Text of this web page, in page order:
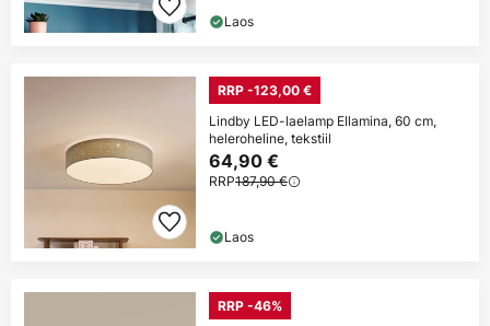
Laos
RRP -123,00 €
Lindby LED-laelamp Ellamina, 60 cm,
heleroheline, tekstiil
64,90 €
RRP187,90 €
Laos
RRP -46%